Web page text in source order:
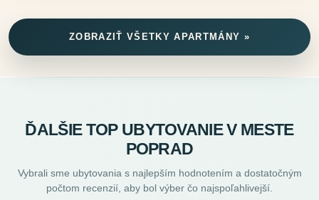
ZOBRAZIŤ VŠETKY APARTMÁNY »
ĎALŠIE TOP UBYTOVANIE V MESTE
POPRAD
Vybrali sme ubytovania s najlepším hodnotením a dostatočným
počtom recenzií, aby bol výber čo najspoľahlivejší.